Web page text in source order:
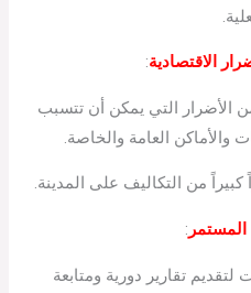
الاقتصادية:
الأضرار التي يمكن أن تتسبب
والأماكن العامة والخاصة.
من التكاليف على المدينة.
المستمر :
تقارير دورية ومتابعة